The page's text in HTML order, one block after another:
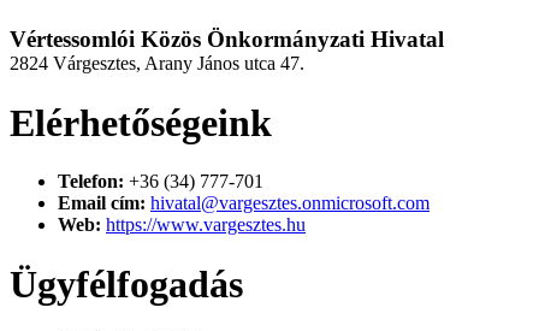
Vértessomlói Közös Önkormányzati Hivatal
2824 Várgesztes, Arany János utca 47.
Elérhetőségeink
Telefon: +36 (34) 777-701
Email cím: hivatal@vargesztes.onmicrosoft.com
Web: https://www.vargesztes.hu
Ügyfélfogadás